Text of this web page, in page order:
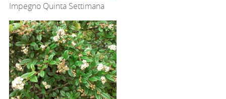
Impegno Quinta Settimana